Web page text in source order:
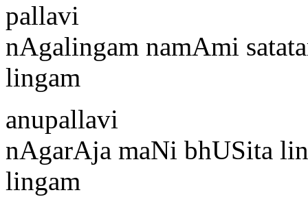
pallavi
nAgalingam namAmi
lingam
anupallavi
nAgarAja maNi bhUSita
lingam